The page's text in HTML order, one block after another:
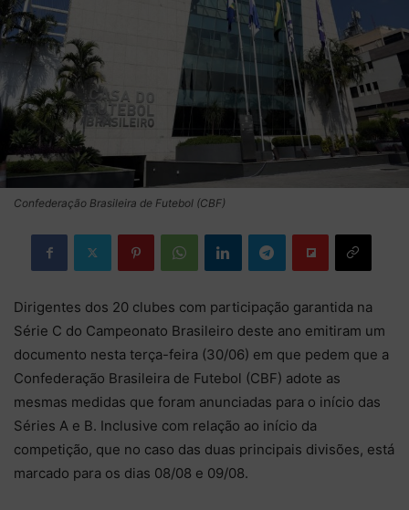
Confederação Brasileira de Futebol (CBF)
Dirigentes dos 20 clubes com participação garantida na
Série C do Campeonato Brasileiro deste ano emitiram um
documento nesta terça-feira (30/06) em que pedem que a
Confederação Brasileira de Futebol (CBF) adote as
mesmas medidas que foram anunciadas para o início das
Séries A e B. Inclusive com relação ao início da
competição, que no caso das duas principais divisões, está
marcado para os dias 08/08 e 09/08.